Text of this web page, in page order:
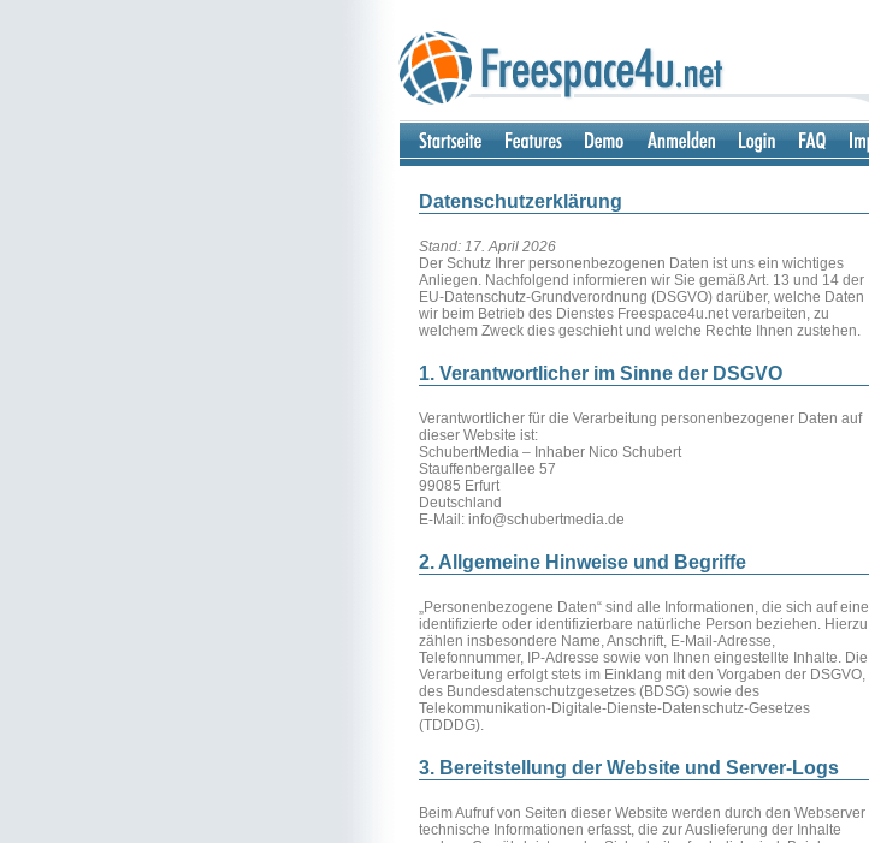
Datenschutzerklärung
Stand: 17. April 2026
Der Schutz Ihrer personenbezogenen Daten ist uns ein wichtiges
Anliegen. Nachfolgend informieren wir Sie gemäß Art. 13 und 14 der
EU-Datenschutz-Grundverordnung (DSGVO) darüber, welche Daten
wir beim Betrieb des Dienstes Freespace4u.net verarbeiten, zu
welchem Zweck dies geschieht und welche Rechte Ihnen zustehen.
1. Verantwortlicher im Sinne der DSGVO
Verantwortlicher für die Verarbeitung personenbezogener Daten auf
dieser Website ist:
SchubertMedia – Inhaber Nico Schubert
Stauffenbergallee 57
99085 Erfurt
Deutschland
E-Mail: info@schubertmedia.de
2. Allgemeine Hinweise und Begriffe
„Personenbezogene Daten“ sind alle Informationen, die sich auf eine
identifizierte oder identifizierbare natürliche Person beziehen. Hierzu
zählen insbesondere Name, Anschrift, E-Mail-Adresse,
Telefonnummer, IP-Adresse sowie von Ihnen eingestellte Inhalte. Die
Verarbeitung erfolgt stets im Einklang mit den Vorgaben der DSGVO,
des Bundesdatenschutzgesetzes (BDSG) sowie des
Telekommunikation-Digitale-Dienste-Datenschutz-Gesetzes
(TDDDG).
3. Bereitstellung der Website und Server-Logs
Beim Aufruf von Seiten dieser Website werden durch den Webserver
technische Informationen erfasst, die zur Auslieferung der Inhalte